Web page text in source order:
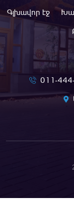
Գլխավոր էջ
011-